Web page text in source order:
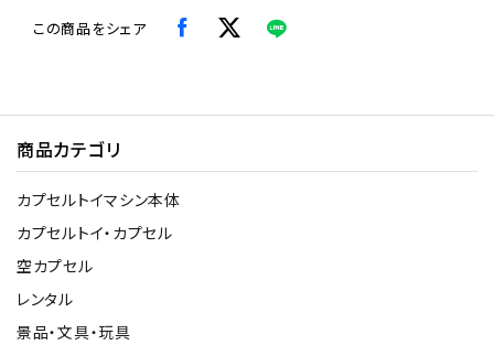
この商品をシェア
商品カテゴリ
カプセルトイマシン本体
カプセルトイ・カプセル
空カプセル
レンタル
景品・文具・玩具